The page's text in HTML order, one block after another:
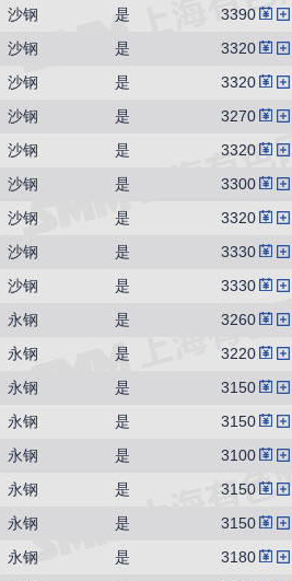
沙钢 是 3390
沙钢 是 3320
沙钢 是 3320
沙钢 是 3270
沙钢 是 3320
沙钢 是 3300
沙钢 是 3320
沙钢 是 3330
沙钢 是 3330
永钢 是 3260
永钢 是 3220
永钢 是 3150
永钢 是 3150
永钢 是 3100
永钢 是 3150
永钢 是 3150
永钢 是 3180